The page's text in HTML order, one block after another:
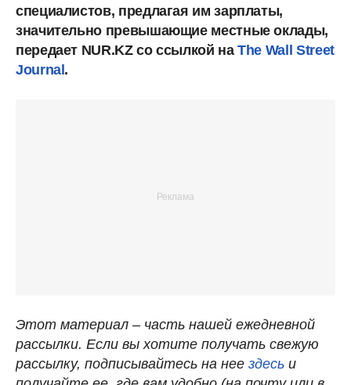
специалистов, предлагая им зарплаты,
значительно превышающие местные оклады,
передает NUR.KZ со ссылкой наThe Wall Street
Journal.
Этот материал – часть нашей ежедневной
рассылки. Если вы хотите получать свежую
рассылку, подписывайтесь на нее здесь и